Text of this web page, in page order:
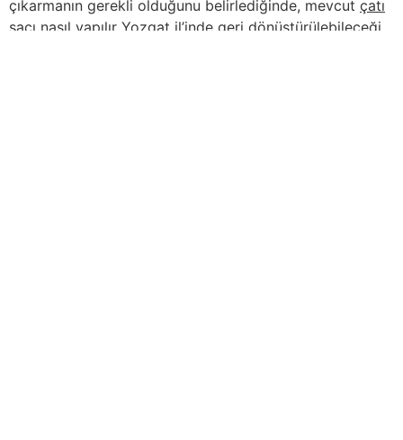
çıkarmanın gerekli olduğunu belirlediğinde, mevcut çatı
sacı nasıl yapılır Yozgat il’inde geri dönüştürülebileceği